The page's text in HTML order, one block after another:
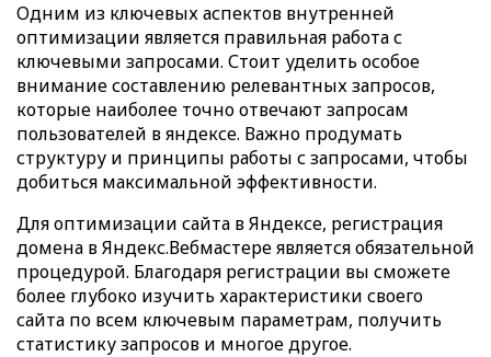
Одним из ключевых аспектов внутренней
оптимизации является правильная работа с
ключевыми запросами. Стоит уделить особое
внимание составлению релевантных запросов,
которые наиболее точно отвечают запросам
пользователей в яндексе. Важно продумать
структуру и принципы работы с запросами, чтобы
добиться максимальной эффективности.
Для оптимизации сайта в Яндексе, регистрация
домена в Яндекс.Вебмастере является обязательной
процедурой. Благодаря регистрации вы сможете
более глубоко изучить характеристики своего
сайта по всем ключевым параметрам, получить
статистику запросов и многое другое.